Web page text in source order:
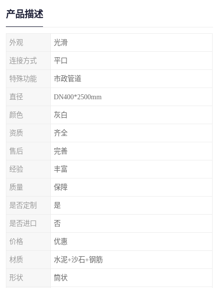
产品描述
外观 光滑
连接方式 平口
特殊功能 市政管道
直径 DN400*2500mm
颜色 灰白
资质 齐全
售后 完善
经验 丰富
质量 保障
是否定制 是
是否进口 否
价格 优惠
材质 水泥+沙石+钢筋
形状 筒状